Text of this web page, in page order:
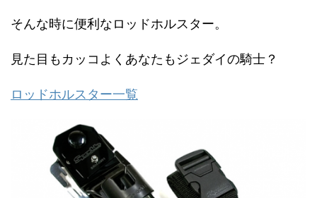
そんな時に便利なロッドホルスター。
見た目もカッコよくあなたもジェダイの騎士？
ロッドホルスター一覧